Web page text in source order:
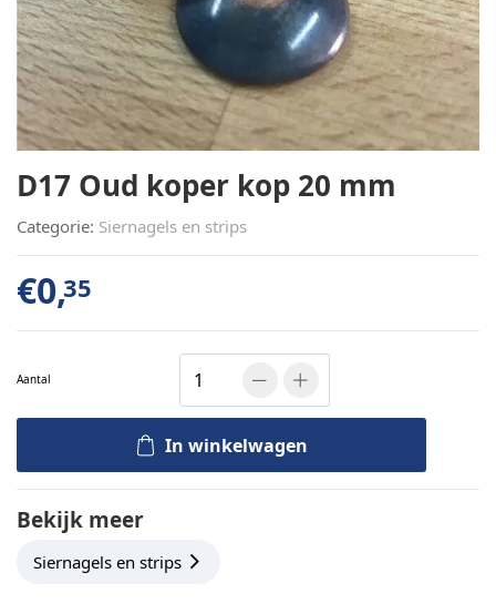
D17 Oud koper kop 20 mm
Categorie: Siernagels en strips
€0,35
Aantal
In winkelwagen
Bekijk meer
Siernagels en strips